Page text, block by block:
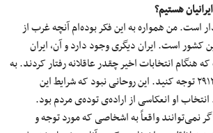
هستیم؟
است. من همواره به این فکر بوده‌ام آنچه غرب از
کشور است. ایران دیگری وجود دارد و آن، ایران
هنگام انتخابات اخیر چقدر عاقلانه رفتار کردند. به
انتخاب روحانی در سال ۲۹۱۳ توجه کنید. این روحانی نبود که شرایط این
انتخاب او انعکاسی از اراده‌ی توده‌ی مردم بود.
نمی‌توانند واقعاً به اشخاصی که مورد توجه و